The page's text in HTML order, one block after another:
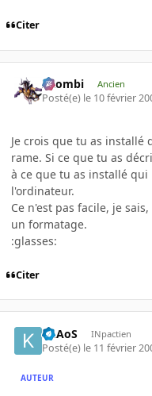
Citer
XZombi Ancien
Posté(e) le 10 février
Je crois que tu as
rame. Si ce que tu as
à ce que tu as installé
l'ordinateur.
Ce n'est pas facile, je
un formatage.
:glasses:
Citer
KhAoS INpactien
Posté(e) le 11 février
AUTEUR